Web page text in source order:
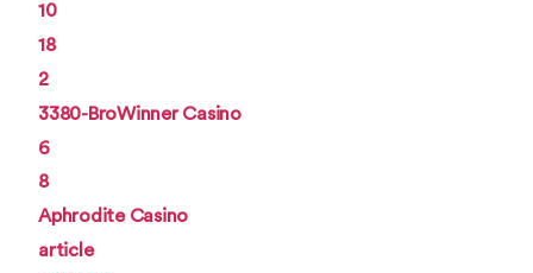
10
18
2
3380-BroWinner Casino
6
8
Aphrodite Casino
article